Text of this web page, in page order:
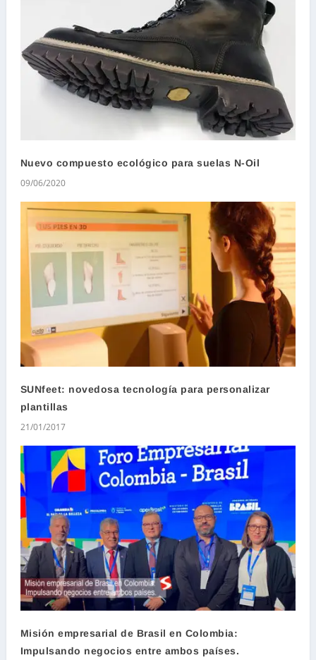
Nuevo compuesto ecológico para suelas N-Oil
09/06/2020
SUNfeet: novedosa tecnología para personalizar
plantillas
21/01/2017
Misión empresarial de Brasil en Colombia:
Impulsando negocios entre ambos países.